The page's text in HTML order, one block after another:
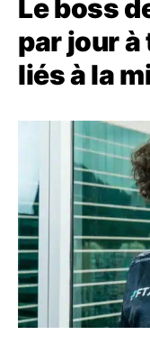
Le boss
par jour
liés à la